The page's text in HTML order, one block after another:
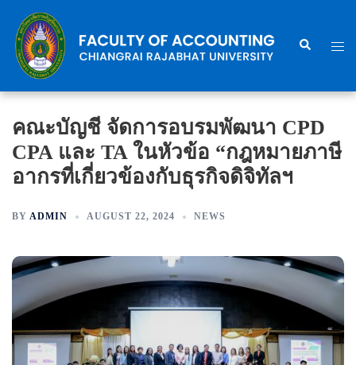
content
Search
คณะบัญชี จัดการอบรมพัฒนา CPD
CPA และ TA ในหัวข้อ “กฎหมายภาษี
อากรที่เกี่ยวข้องกับธุรกิจดิจิทัลฯ
BY ADMIN AUGUST 22, 2024 NEWS